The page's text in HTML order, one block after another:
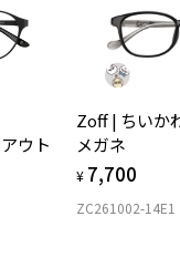
ーム/CLASSIC
CLASSIC(クラシ
お
仕上がり寸法
D 仕上がりの横幅
E 仕上がりの縦幅
安心2 視
視力の変化
すめいたし
安心3 か
フレーム
Zoff店舗に
＜メガネの度数
オンラインスト
ご購入時に「レ
のうえ、
度付きレンズ（
ウト
Zoff | ちいか
メガネ
¥ 7,700
ZC261002-14E1